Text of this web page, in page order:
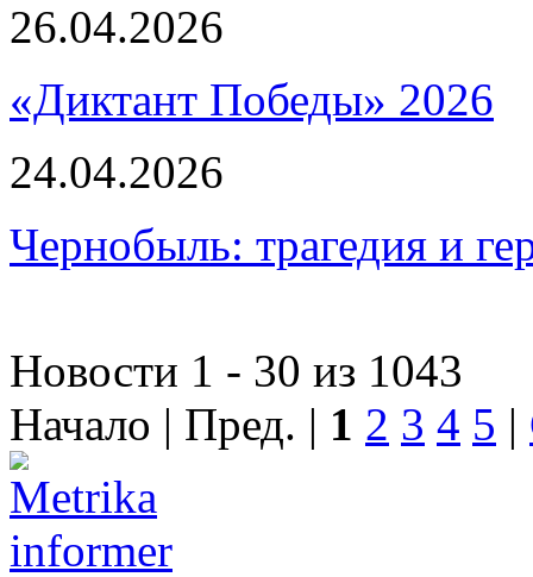
26.04.2026
«Диктант Победы» 2026
24.04.2026
Чернобыль: трагедия и
Новости 1 - 30 из 1043
Начало | Пред. | 1 2 3 4 5 |